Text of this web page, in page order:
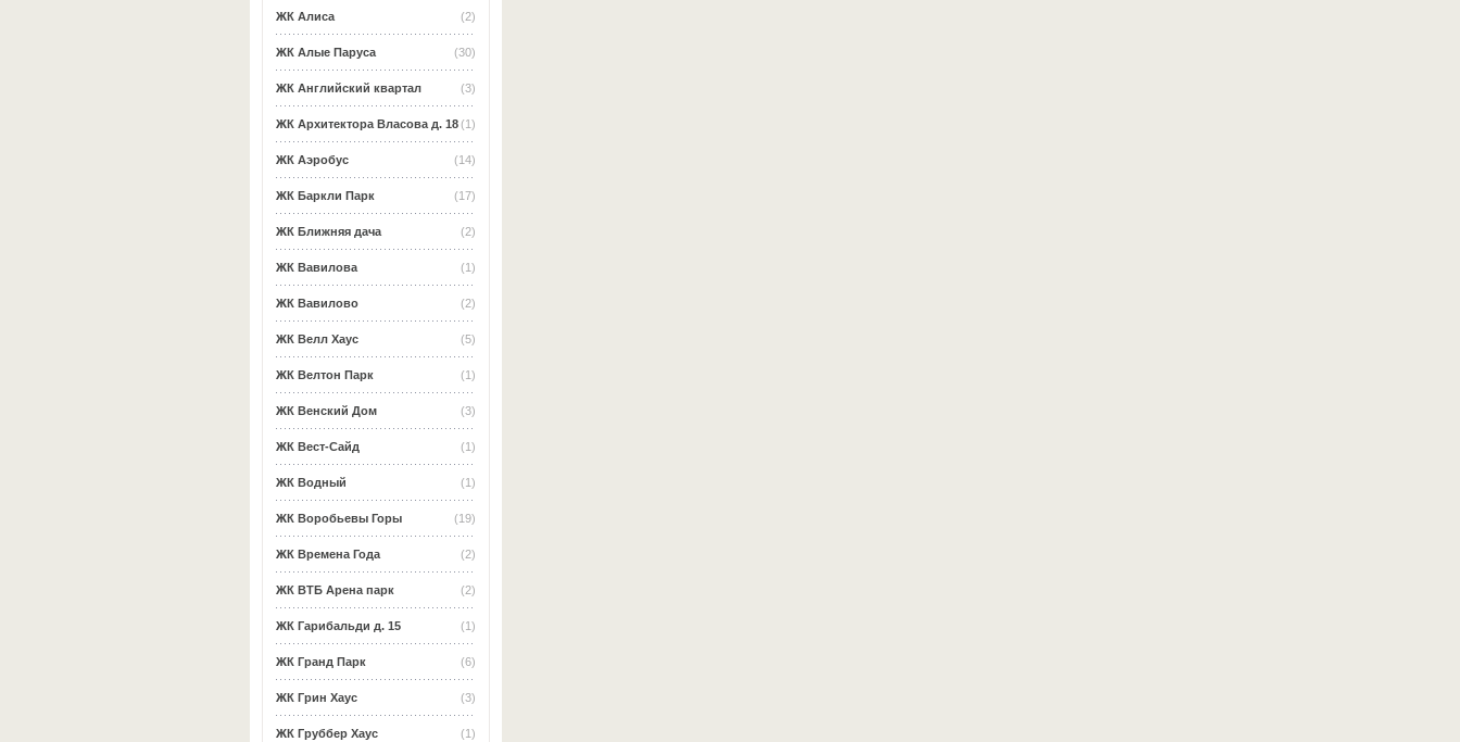
(2)
ЖК Алиса
(30)
ЖК Алые Паруса
(3)
ЖК Английский квартал
(1)
ЖК Архитектора Власова д. 18
(14)
ЖК Аэробус
(17)
ЖК Баркли Парк
(2)
ЖК Ближняя дача
(1)
ЖК Вавилова
(2)
ЖК Вавилово
(5)
ЖК Велл Хаус
(1)
ЖК Велтон Парк
(3)
ЖК Венский Дом
(1)
ЖК Вест-Сайд
(1)
ЖК Водный
(19)
ЖК Воробьевы Горы
(2)
ЖК Времена Года
(2)
ЖК ВТБ Арена парк
(1)
ЖК Гарибальди д. 15
(6)
ЖК Гранд Парк
(3)
ЖК Грин Хаус
(1)
ЖК Груббер Хаус